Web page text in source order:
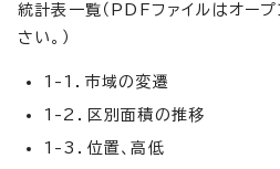
統計表一覧（PDFファイルはオープ
さい。）
1-1．市域の変遷
1-2．区別面積の推移
1-3．位置、高低